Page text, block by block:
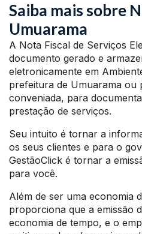
Saiba mais sobre
Umuarama
A Nota Fiscal de Serviços
documento gerado e
eletronicamente em
prefeitura de Umuarama ou
conveniada, para
prestação de serviços.
Seu intuito é tornar a
os seus clientes e para o
GestãoClick é tornar a
para você.
Além de ser uma economia
proporciona que a emissão
economia de tempo, e o